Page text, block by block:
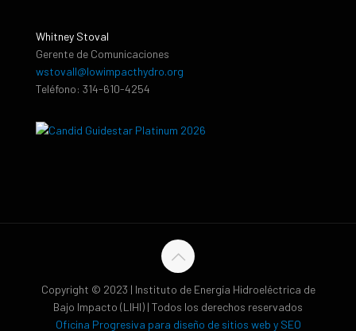
Whitney Stoval
Gerente de Comunicaciones
wstovall@lowimpacthydro.org
Teléfono: 314-610-4254
Copyright © 2023 | Instituto de Energía Hidroeléctrica de
Bajo Impacto (LIHI) | Todos los derechos reservados
Oficina Progresiva para diseño de sitios web y SEO